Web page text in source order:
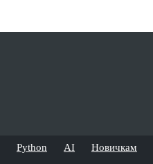
Python AI Новичкам